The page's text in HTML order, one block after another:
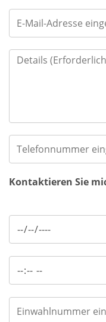
Kontaktieren Sie